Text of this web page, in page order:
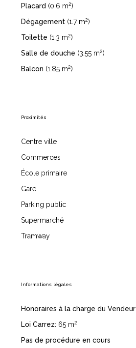
Placard (0.6 m2)
Dégagement(1.7 m2)
Toilette (1.3 m2)
Salle de douche (3.55 m2)
Balcon (1.85 m2)
Proximités
Centre ville
Commerces
École primaire
Gare
Parking public
Supermarché
Tramway
Informations légales
Honoraires à la charge du Vendeur
Loi Carrez: 65 m2
Pas de procédure en cours